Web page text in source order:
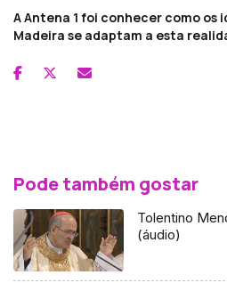
A Antena 1 foi conhecer como os
Madeira se adaptam a esta
Pode também gostar
Tolentino
(áudio)